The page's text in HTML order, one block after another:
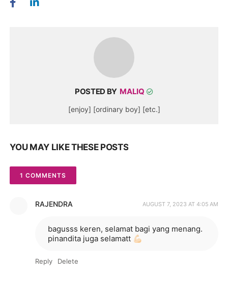
POSTED BY MALIQ
[enjoy] [ordinary boy] [etc.]
YOU MAY LIKE THESE POSTS
1 COMMENTS
RAJENDRA AUGUST 7, 2023 AT 4:05 AM
bagusss keren, selamat bagi yang menang.
pinandita juga selamatt 💪🏻
Reply Delete